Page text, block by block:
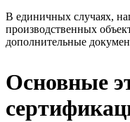
В единичных случаях,
производственных
дополнительные
Основные